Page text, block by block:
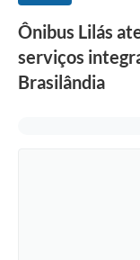
Ouvidoria
e-SIC
Tributação
Ônibus Lilás
serviços
Brasilândia